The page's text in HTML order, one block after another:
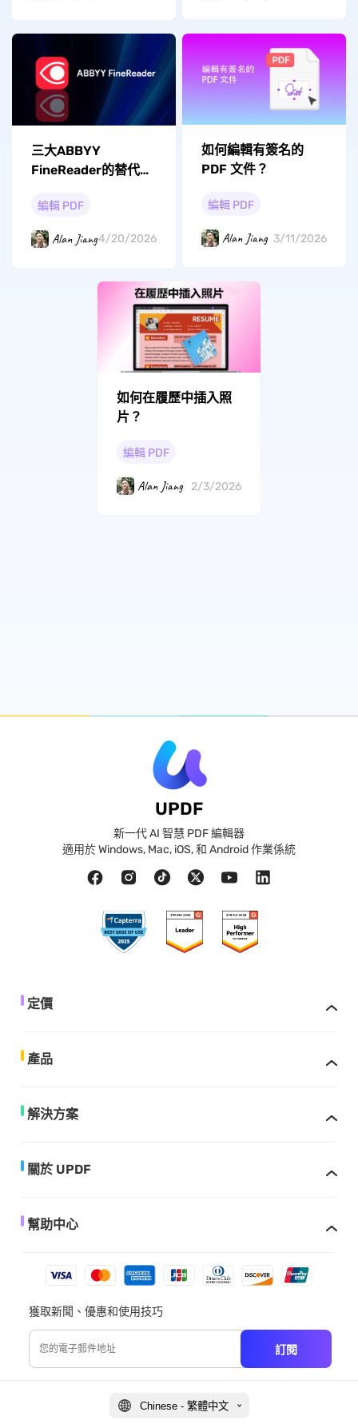
三大ABBYY
FineReader的替代工
編輯 PDF
Alan Jiang4/20/2026
如何編輯有簽名的
PDF 文件？
編輯 PDF
Alan Jiang 3/11/2026
如何在履歷中插入照
片？
編輯 PDF
Alan Jiang 2/3/2026
UPDF
新一代 AI 智慧 PDF 編輯器
適用於 Windows, Mac, iOS, 和 Android 作業係統
定價
產品
解決方案
關於 UPDF
幫助中心
獲取新聞、優惠和使用技巧
訂閱
Chinese - 繁體中文